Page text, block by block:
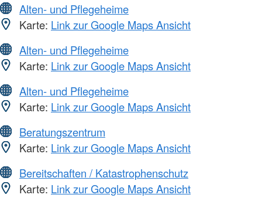
Alten- und Pflegeheime
Karte: Link zur Google Maps Ansicht
Alten- und Pflegeheime
Karte: Link zur Google Maps Ansicht
Alten- und Pflegeheime
Karte: Link zur Google Maps Ansicht
Beratungszentrum
Karte: Link zur Google Maps Ansicht
Bereitschaften / Katastrophenschutz
Karte: Link zur Google Maps Ansicht